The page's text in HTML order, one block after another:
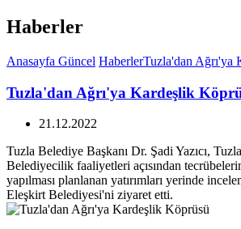
Haberler
Anasayfa Güncel HaberlerTuzla'dan Ağrı'ya
Tuzla'dan Ağrı'ya Kardeşlik
21.12.2022
Tuzla Belediye Başkanı Dr. Şadi Yazıcı,
Belediyecilik faaliyetleri açısından
yapılması planlanan yatırımları yerinde
Eleşkirt Belediyesi'ni ziyaret etti.